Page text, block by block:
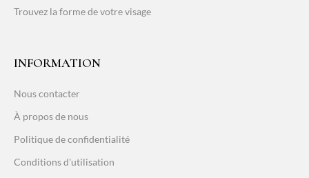
Trouvez la forme de votre visage
INFORMATION
Nous contacter
À propos de nous
Politique de confidentialité
Conditions d'utilisation